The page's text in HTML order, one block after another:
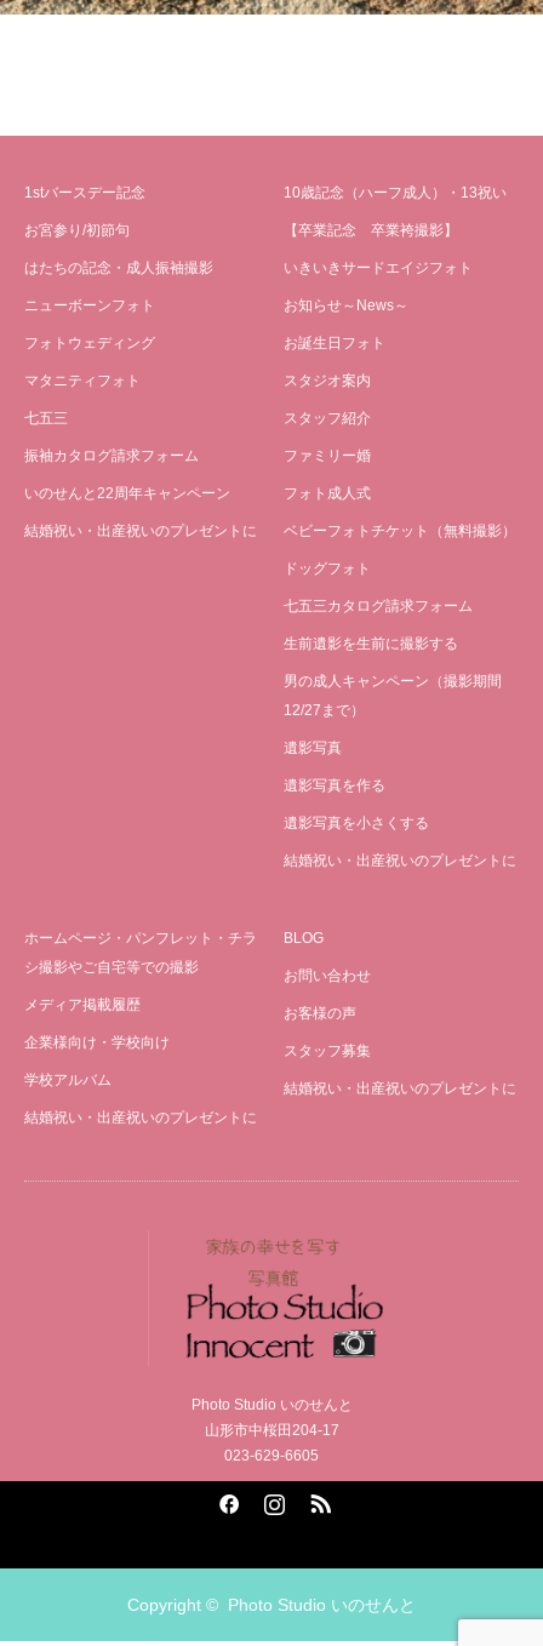
1stバースデー記念
お宮参り/初節句
はたちの記念・成人振袖撮影
ニューボーンフォト
フォトウェディング
マタニティフォト
七五三
振袖カタログ請求フォーム
いのせんと22周年キャンペーン
結婚祝い・出産祝いのプレゼントに
10歳記念（ハーフ成人）・13祝い
【卒業記念 卒業袴撮影】
いきいきサードエイジフォト
お知らせ～News～
お誕生日フォト
スタジオ案内
スタッフ紹介
ファミリー婚
フォト成人式
ベビーフォトチケット（無料撮影）
ドッグフォト
七五三カタログ請求フォーム
生前遺影を生前に撮影する
男の成人キャンペーン（撮影期間
12/27まで）
遺影写真
遺影写真を作る
遺影写真を小さくする
結婚祝い・出産祝いのプレゼントに
ホームページ・パンフレット・チラ
シ撮影やご自宅等での撮影
メディア掲載履歴
企業様向け・学校向け
学校アルバム
結婚祝い・出産祝いのプレゼントに
BLOG
お問い合わせ
お客様の声
スタッフ募集
結婚祝い・出産祝いのプレゼントに
Photo Studio いのせんと
山形市中桜田204-17
023-629-6605
Copyright © Photo Studio いのせんと